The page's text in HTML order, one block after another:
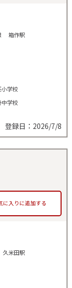
箱作駅
学校
学校
登録日：2026/7/8
に入りに追加する
米田駅